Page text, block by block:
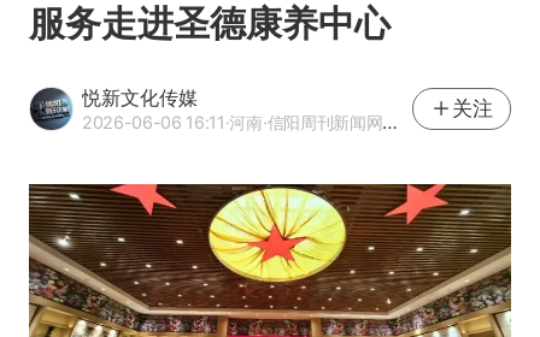
服务走进圣德康养中心
悦新文化传媒
2026-06-06 16:11·河南·信阳周刊新闻网官方网易号
关注